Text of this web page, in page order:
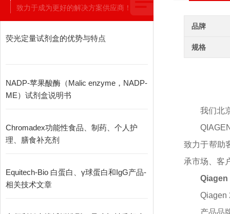
致力于成为更好的解决方案供应商！
荧光定量试剂盒的优势与特点
NADP-苹果酸酶（Malic enzyme，NADP-
ME）试剂盒说明书
Chromadex功能性食品、制药、个人护
理、膳食补充剂
Equitech-Bio 白蛋白、γ球蛋白和IgG产品-
相关技术文章
品牌
规格
我们北
致力于帮助
承市场、客
Qiagen
Qiagen
产品品